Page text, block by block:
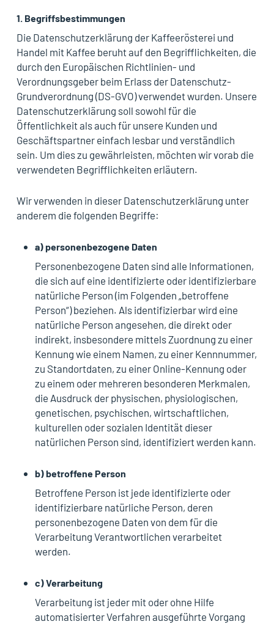
1. Begriffsbestimmungen
Die Datenschutzerklärung der Kaffeerösterei und
Handel mit Kaffee beruht auf den Begrifflichkeiten, die
durch den Europäischen Richtlinien- und
Verordnungsgeber beim Erlass der Datenschutz-
Grundverordnung (DS-GVO) verwendet wurden. Unsere
Datenschutzerklärung soll sowohl für die
Öffentlichkeit als auch für unsere Kunden und
Geschäftspartner einfach lesbar und verständlich
sein. Um dies zu gewährleisten, möchten wir vorab die
verwendeten Begrifflichkeiten erläutern.
Wir verwenden in dieser Datenschutzerklärung unter
anderem die folgenden Begriffe:
a) personenbezogene Daten
Personenbezogene Daten sind alle Informationen,
die sich auf eine identifizierte oder identifizierbare
natürliche Person (im Folgenden „betroffene
Person“) beziehen. Als identifizierbar wird eine
natürliche Person angesehen, die direkt oder
indirekt, insbesondere mittels Zuordnung zu einer
Kennung wie einem Namen, zu einer Kennnummer,
zu Standortdaten, zu einer Online-Kennung oder
zu einem oder mehreren besonderen Merkmalen,
die Ausdruck der physischen, physiologischen,
genetischen, psychischen, wirtschaftlichen,
kulturellen oder sozialen Identität dieser
natürlichen Person sind, identifiziert werden kann.
b) betroffene Person
Betroffene Person ist jede identifizierte oder
identifizierbare natürliche Person, deren
personenbezogene Daten von dem für die
Verarbeitung Verantwortlichen verarbeitet
werden.
c) Verarbeitung
Verarbeitung ist jeder mit oder ohne Hilfe
automatisierter Verfahren ausgeführte Vorgang